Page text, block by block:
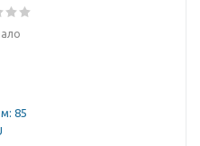
85